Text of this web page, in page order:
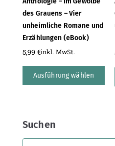
des Grauens – Vier
unheimliche Romane und
Erzählungen (eBook)
5,99 €inkl. MwSt.
Ausführung wählen
Suchen